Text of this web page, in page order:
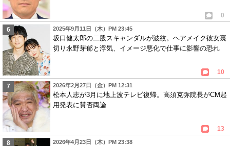
0
2025年9月11日（木）PM 23:45
坂口健太郎の二股スキャンダルが波紋。ヘアメイク彼女裏
切り永野芽郁と浮気、イメージ悪化で仕事に影響の恐れ
10
2026年2月27日（金）PM 12:31
松本人志が3月に地上波テレビ復帰。高須克弥院長がCM起
用発表に賛否両論
13
2026年4月23日（木）PM 23:38